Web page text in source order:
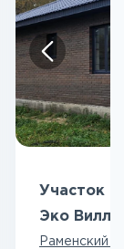
Участок 5
Эко
Раменский